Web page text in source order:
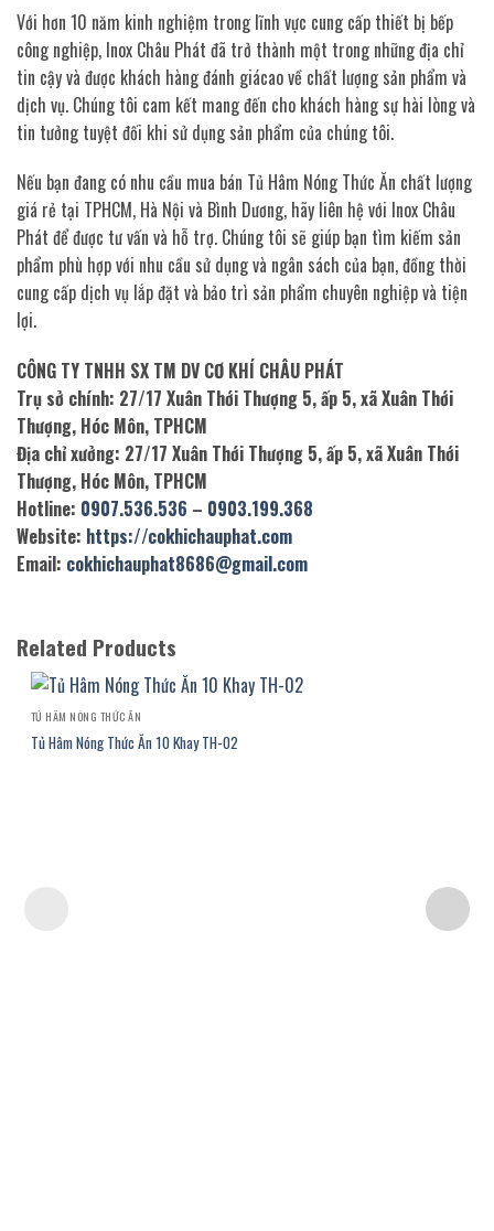
Với hơn 10 năm kinh nghiệm trong lĩnh vực cung cấp thiết bị bếp
công nghiệp, Inox Châu Phát đã trở thành một trong những địa chỉ
tin cậy và được khách hàng đánh giácao về chất lượng sản phẩm và
dịch vụ. Chúng tôi cam kết mang đến cho khách hàng sự hài lòng và
tin tưởng tuyệt đối khi sử dụng sản phẩm của chúng tôi.
Nếu bạn đang có nhu cầu mua bán Tủ Hâm Nóng Thức Ăn chất lượng
giá rẻ tại TPHCM, Hà Nội và Bình Dương, hãy liên hệ với Inox Châu
Phát để được tư vấn và hỗ trợ. Chúng tôi sẽ giúp bạn tìm kiếm sản
phẩm phù hợp với nhu cầu sử dụng và ngân sách của bạn, đồng thời
cung cấp dịch vụ lắp đặt và bảo trì sản phẩm chuyên nghiệp và tiện
lợi.
CÔNG TY TNHH SX TM DV CƠ KHÍ CHÂU PHÁT
Trụ sở chính: 27/17 Xuân Thới Thượng 5, ấp 5, xã Xuân Thới
Thượng, Hóc Môn, TPHCM
Địa chỉ xưởng: 27/17 Xuân Thới Thượng 5, ấp 5, xã Xuân Thới
Thượng, Hóc Môn, TPHCM
Hotline: 0907.536.536 – 0903.199.368
Website: https://cokhichauphat.com
Email: cokhichauphat8686@gmail.com
Related Products
TỦ HÂM NÓNG THỨC ĂN
Tủ Hâm Nóng Thức Ăn 10 Khay TH-02